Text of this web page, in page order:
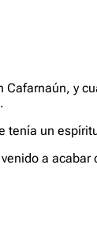
y
tenía un
a